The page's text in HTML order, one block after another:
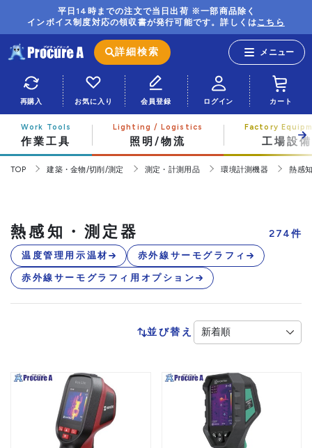
平日14時までの注文で当日出荷 ※一部商品除く
インボイス制度対応の領収書が発行可能です。詳しくはこちら
詳細検索
再購入 お気に入り 会員登録 ログイン カート
作業工具 照明/物流 工場設備
TOP 建築・金物/切削/測定 測定・計測用品 環境計測機器 熱感
熱感知・測定器 274件
温度管理用示温材 赤外線サーモグラフィ
赤外線サーモグラフィ用オプション
並び替え